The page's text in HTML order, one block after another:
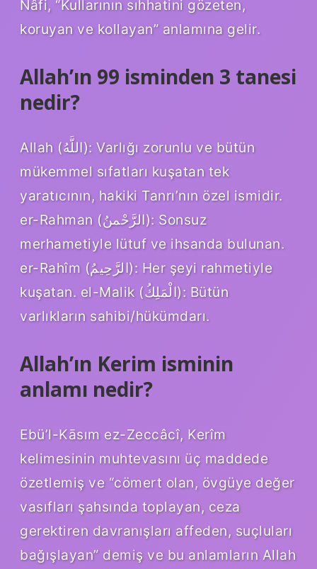
Nâfi, “Kullarının sıhhatini gözeten,
koruyan ve kollayan” anlamına gelir.
Allah’ın 99 isminden 3 tanesi
nedir?
Allah (اللَّهُ): Varlığı zorunlu ve bütün
mükemmel sıfatları kuşatan tek
yaratıcının, hakiki Tanrı’nın özel ismidir.
er-Rahman (الرَّحْمنُ): Sonsuz
merhametiyle lütuf ve ihsanda bulunan.
er-Rahîm (الرَّحِيمُ): Her şeyi rahmetiyle
kuşatan. el-Malik (الْمَلِكُ): Bütün
varlıkların sahibi/hükümdarı.
Allah’ın Kerim isminin
anlamı nedir?
Ebü’l-Kāsım ez-Zeccâcî, Kerîm
kelimesinin muhtevasını üç maddede
özetlemiş ve “cömert olan, övgüye değer
vasıfları şahsında toplayan, ceza
gerektiren davranışları affeden, suçluları
bağışlayan” demiş ve bu anlamların Allah